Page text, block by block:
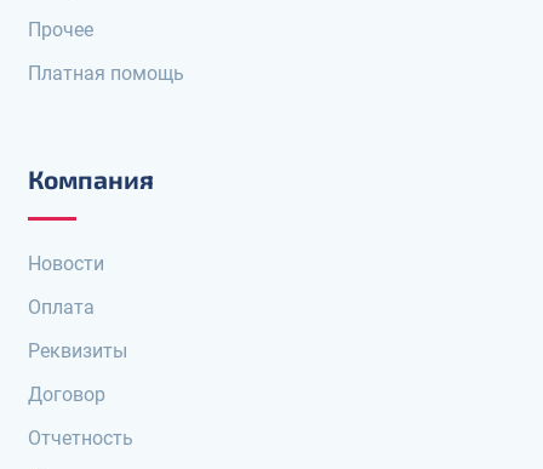
Прочее
Платная помощь
Компания
Новости
Оплата
Реквизиты
Договор
Отчетность